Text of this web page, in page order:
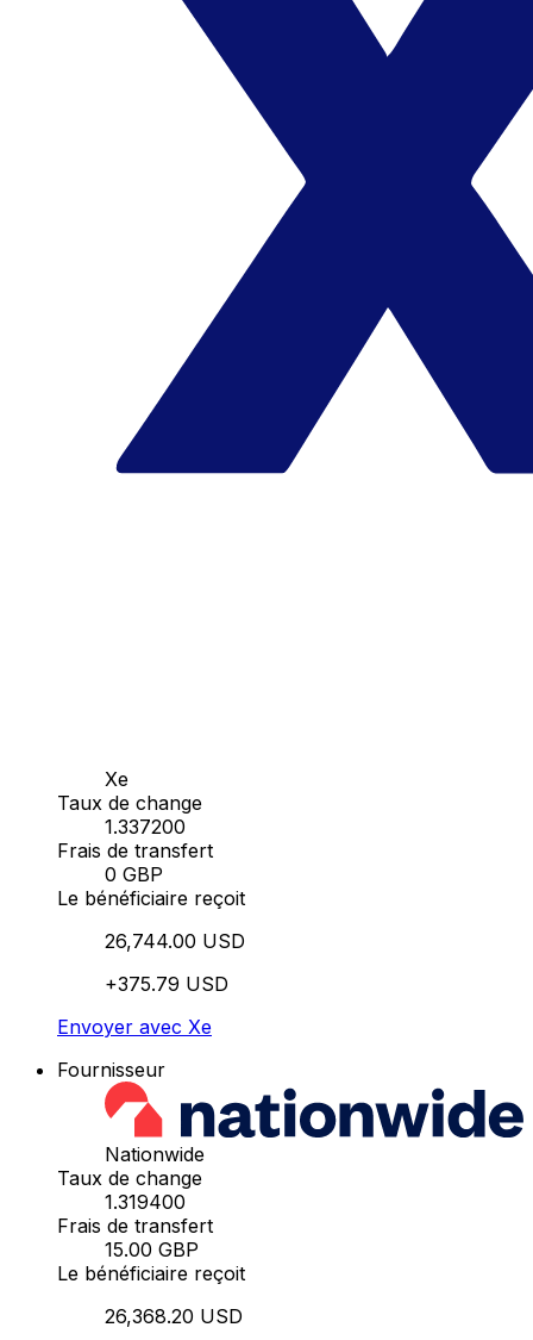
Xe
Taux de change
1.337200
Frais de transfert
0 GBP
Le bénéficiaire reçoit
26,744.00 USD
+375.79 USD
Envoyer avec Xe
Fournisseur
Nationwide
Taux de change
1.319400
Frais de transfert
15.00 GBP
Le bénéficiaire reçoit
26,368.20 USD